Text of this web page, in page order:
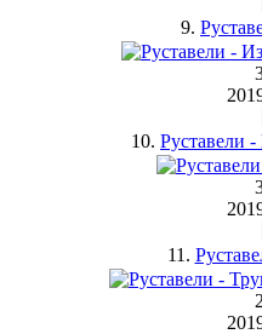
9.
10. Руставели
11.